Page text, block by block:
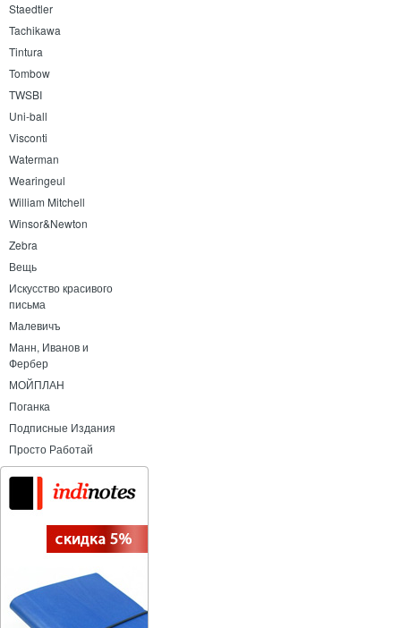
Staedtler
Tachikawa
Tintura
Tombow
TWSBI
Uni-ball
Visconti
Waterman
Wearingeul
William Mitchell
Winsor&Newton
Zebra
Вещь
Искусство красивого
письма
Малевичъ
Манн, Иванов и
Фербер
МОЙПЛАН
Поганка
Подписные Издания
Просто Работай